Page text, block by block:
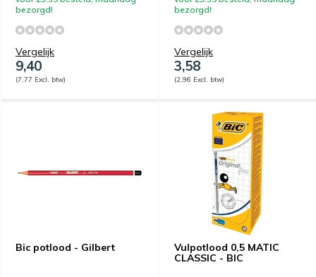
bezorgd!
Vergelijk
9,40
(7,77 Excl. btw)
bezorgd!
Vergelijk
3,58
(2,96 Excl. btw)
Bic potlood - Gilbert
Vulpotlood 0,5 MATIC
CLASSIC - BIC